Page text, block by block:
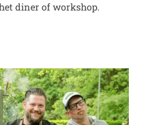
diner of workshop.